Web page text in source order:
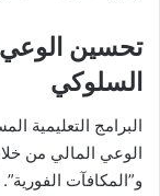
تحسين الوعي
السلوكي
البرامج التعليمية
الوعي المالي من
و”المكافآت